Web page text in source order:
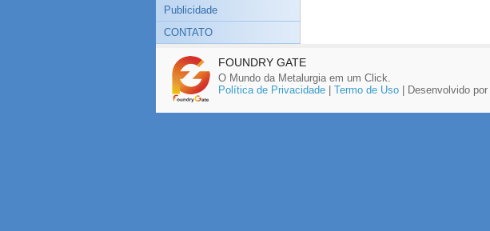
Publicidade
CONTATO
FOUNDRY GATE
O Mundo da Metalurgia em um Click.
Política de Privacidade| Termo de Uso| Desenvolvido por